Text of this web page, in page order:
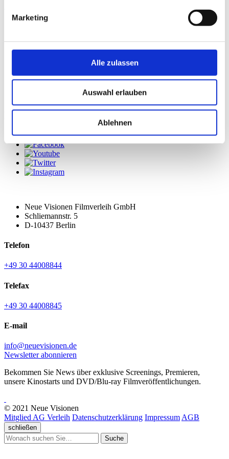
Marketing
Alle zulassen
Auswahl erlauben
Ablehnen
Neue Visionen Filmverleih GmbH
Schliemannstr. 5
D-10437 Berlin
Telefon
+49 30 44008844
Telefax
+49 30 44008845
E-mail
info@neuevisionen.de
Newsletter abonnieren
Bekommen Sie News über exklusive Screenings, Premieren,
unsere Kinostarts und DVD/Blu-ray Filmveröffentlichungen.
© 2021 Neue Visionen
Mitglied AG Verleih Datenschutzerklärung ImpressumAGB
schließen
Suche